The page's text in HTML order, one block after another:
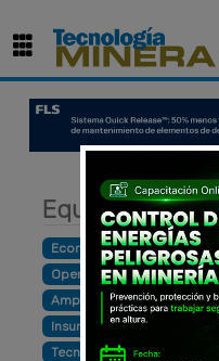
Equipos
Economía Finanzas
Operación
Exploración
Ampliación
Cursos y
Insumos y materiales
Tecnología